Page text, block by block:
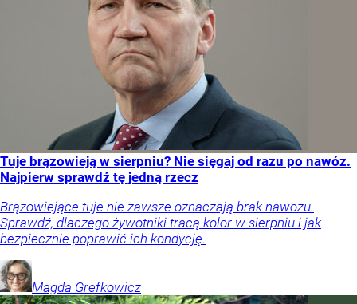
Tuje brązowieją w sierpniu? Nie sięgaj od razu po nawóz.
Najpierw sprawdź tę jedną rzecz
Brązowiejące tuje nie zawsze oznaczają brak nawozu.
Sprawdź, dlaczego żywotniki tracą kolor w sierpniu i jak
bezpiecznie poprawić ich kondycję.
Magda Grefkowicz